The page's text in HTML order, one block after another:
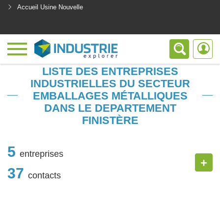
Accueil Usine Nouvelle
LISTE DES ENTREPRISES
INDUSTRIELLES DU SECTEUR
EMBALLAGES MÉTALLIQUES
DANS LE DEPARTEMENT
FINISTÈRE
5 entreprises
37 contacts
+